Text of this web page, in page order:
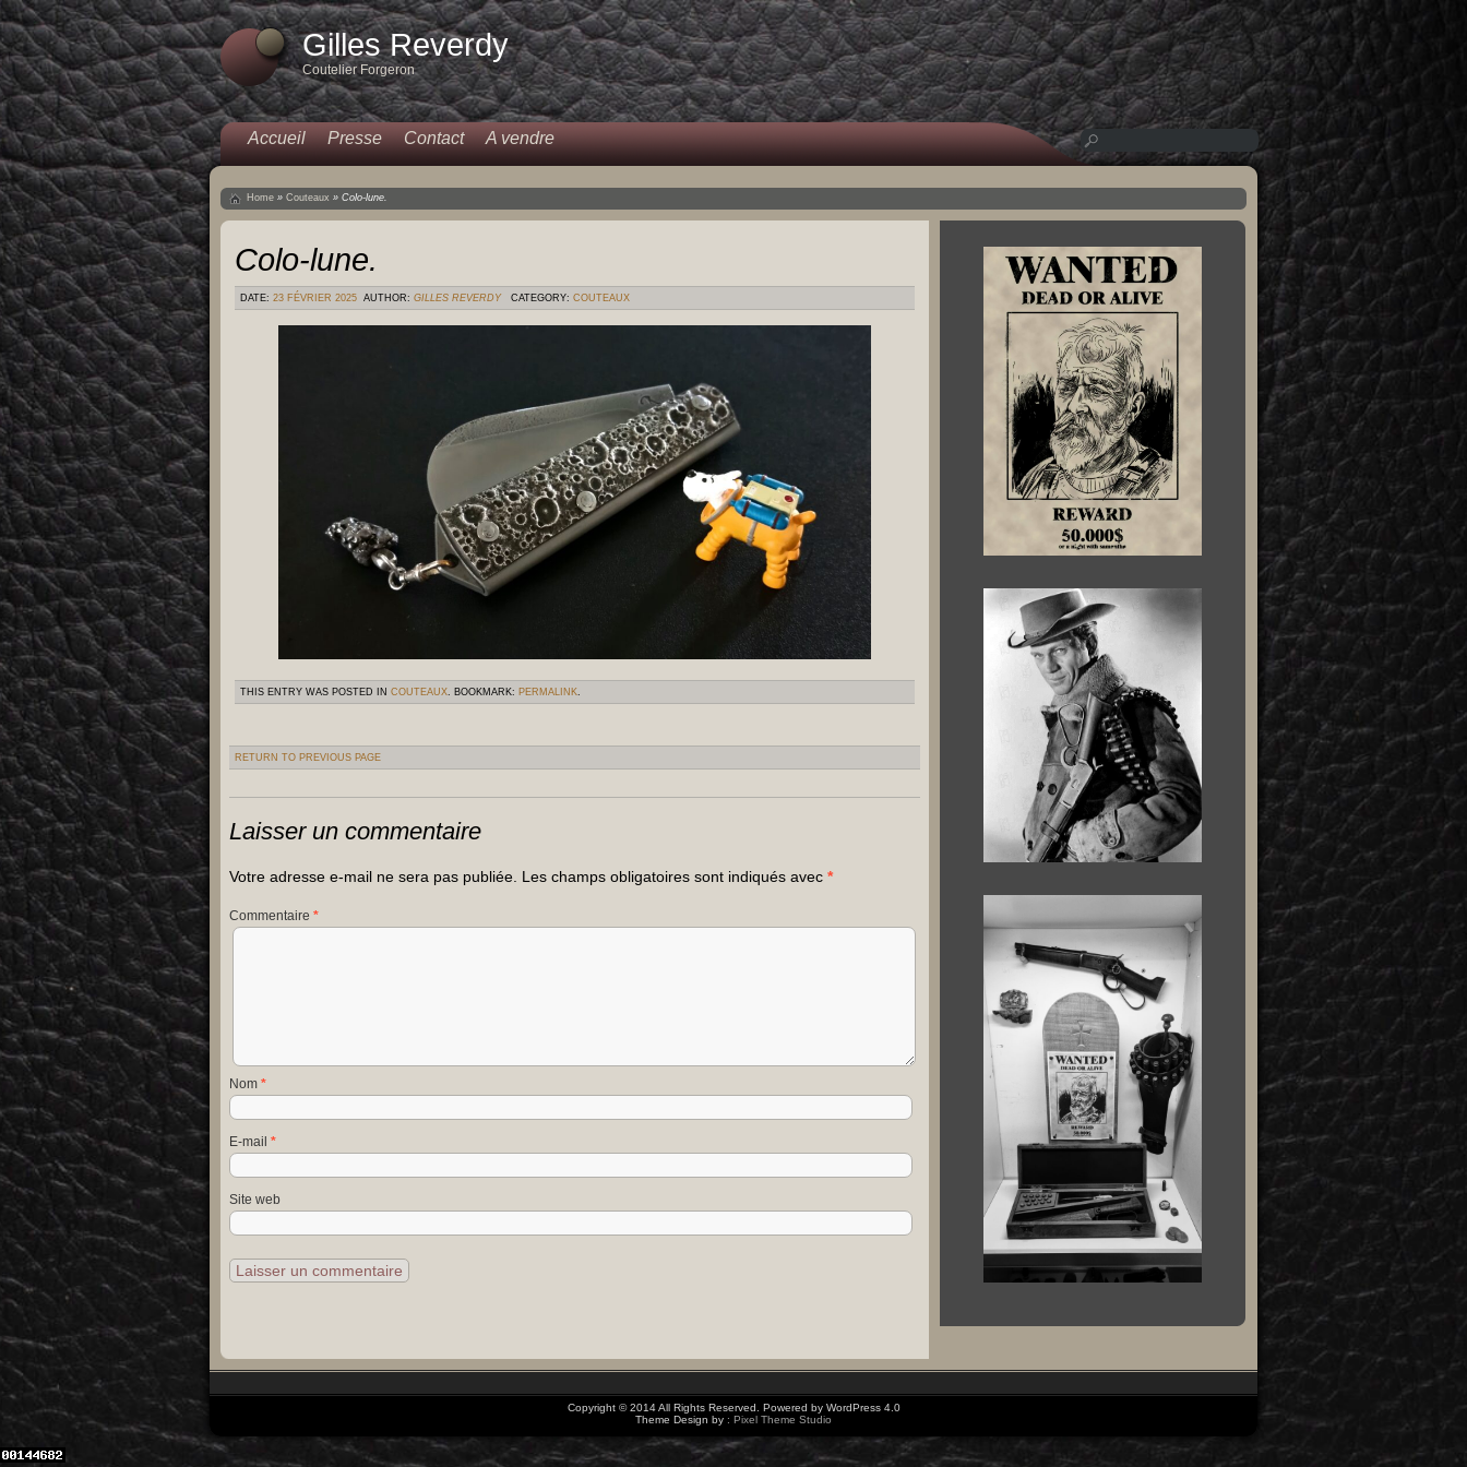
Gilles Reverdy
Coutelier Forgeron
Accueil Presse Contact A vendre
Home » Couteaux » Colo-lune.
Colo-lune.
DATE: 23 FÉVRIER 2025 AUTHOR: GILLES REVERDY CATEGORY: COUTEAUX
THIS ENTRY WAS POSTED IN COUTEAUX. BOOKMARK: PERMALINK.
RETURN TO PREVIOUS PAGE
Laisser un commentaire
Votre adresse e-mail ne sera pas publiée. Les champs obligatoires sont indiqués avec *
Commentaire *
Nom *
E-mail *
Site web
Copyright © 2014 All Rights Reserved. Powered by WordPress 4.0
Theme Design by : Pixel Theme Studio